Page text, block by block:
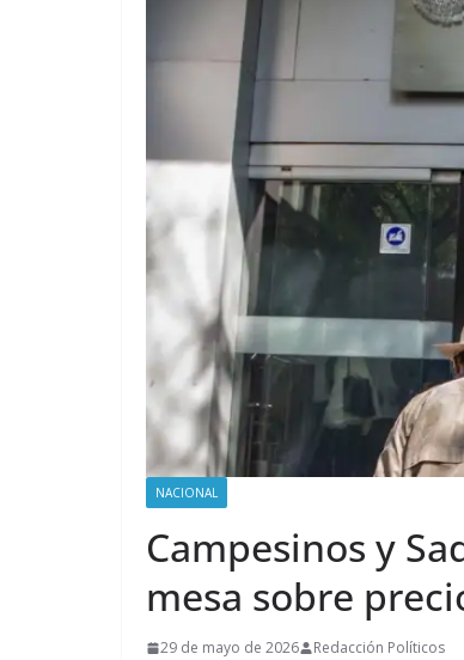
NACIONAL
Campesinos y
mesa sobre
29 de mayo de 2026 Redacción Políticos